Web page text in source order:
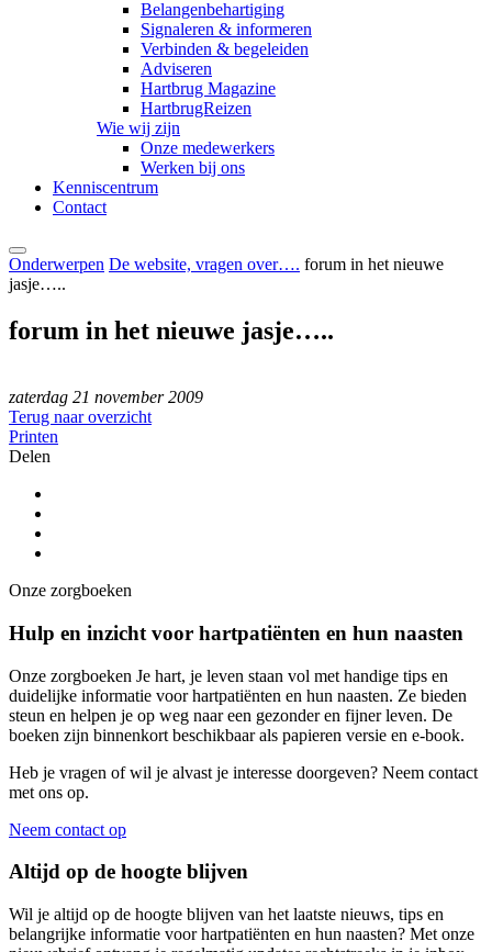
Belangenbehartiging
Signaleren & informeren
Verbinden & begeleiden
Adviseren
Hartbrug Magazine
HartbrugReizen
Wie wij zijn
Onze medewerkers
Werken bij ons
Kenniscentrum
Contact
Onderwerpen De website, vragen over…. forum in het nieuwe
jasje…..
forum in het nieuwe jasje…..
zaterdag 21 november 2009
Terug naar overzicht
Printen
Delen
Onze zorgboeken
Hulp en inzicht voor hartpatiënten en hun naasten
Onze zorgboeken Je hart, je leven staan vol met handige tips en
duidelijke informatie voor hartpatiënten en hun naasten. Ze bieden
steun en helpen je op weg naar een gezonder en fijner leven. De
boeken zijn binnenkort beschikbaar als papieren versie en e-book.
Heb je vragen of wil je alvast je interesse doorgeven? Neem contact
met ons op.
Neem contact op
Altijd op de hoogte blijven
Wil je altijd op de hoogte blijven van het laatste nieuws, tips en
belangrijke informatie voor hartpatiënten en hun naasten? Met onze